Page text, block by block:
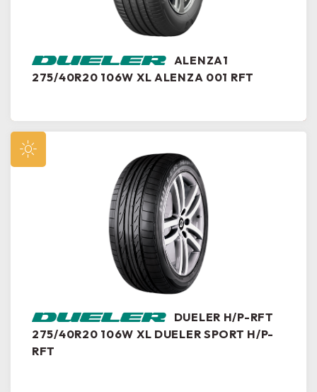
ALENZA1
275/40R20 106W XL ALENZA 001 RFT
DUELER H/P-RFT
275/40R20 106W XL DUELER SPORT H/P-
RFT